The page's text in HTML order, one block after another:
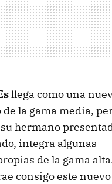
llega como una
la gama media,
hermano
integra algunas
de la gama
consigo este